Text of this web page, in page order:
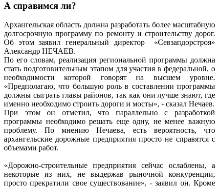
А справимся ли?
Архангельская область должна разработать более масштабную
долгосрочную программу по ремонту и строительству дорог.
Об этом заявил генеральный директор «Севзапдорстроя»
Александр НЕЧАЕВ.
По его словам, реализация региональной программы должна
стать подготовительным этапом для участия в федеральной, о
необходимости которой говорят на высшем уровне.
«Предполагаю, что большую роль в составлении программы
должны сыграть главы районов, так как они лучше знают, где
именно необходимо строить дороги и мосты», - сказал Нечаев.
При этом он отметил, что параллельно с разработкой
программы необходимо решать еще одну, не менее важную
проблему. По мнению Нечаева, есть вероятность, что
архангельские дорожные предприятия просто не справятся с
объемами работ.
«Дорожно-строительные предприятия сейчас ослаблены, а
некоторые из них, не выдержав рыночной конкуренции,
просто прекратили свое существование», - заявил он. Кроме